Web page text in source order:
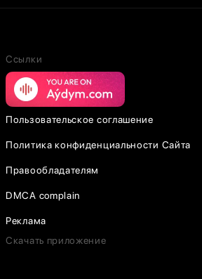
Ссылки
Пользовательское соглашение
Политика конфиденциальности Сайта
Правообладателям
DMCA complain
Реклама
Скачать приложение